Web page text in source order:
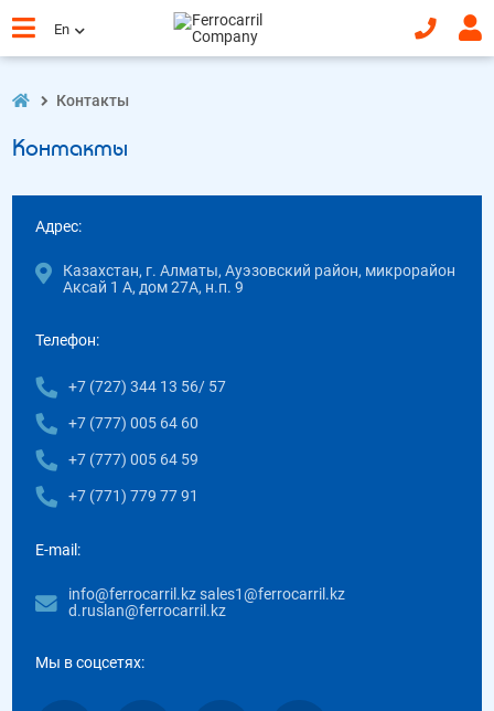
En
Контакты
Контакты
Адрес:
Казахстан, г. Алматы, Ауэзовский район, микрорайон
Аксай 1 А, дом 27А, н.п. 9
Телефон:
+7 (727) 344 13 56/ 57
+7 (777) 005 64 60
+7 (777) 005 64 59
+7 (771) 779 77 91
E-mail:
info@ferrocarril.kz sales1@ferrocarril.kz
d.ruslan@ferrocarril.kz
Мы в соцсетях: